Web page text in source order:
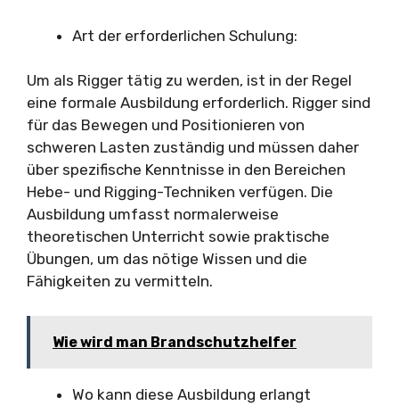
Art der erforderlichen Schulung:
Um als Rigger tätig zu werden, ist in der Regel
eine formale Ausbildung erforderlich. Rigger sind
für das Bewegen und Positionieren von
schweren Lasten zuständig und müssen daher
über spezifische Kenntnisse in den Bereichen
Hebe- und Rigging-Techniken verfügen. Die
Ausbildung umfasst normalerweise
theoretischen Unterricht sowie praktische
Übungen, um das nötige Wissen und die
Fähigkeiten zu vermitteln.
Wie wird man Brandschutzhelfer
Wo kann diese Ausbildung erlangt